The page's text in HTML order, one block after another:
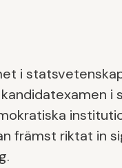
i
i
främst riktat in